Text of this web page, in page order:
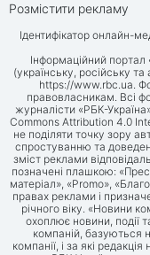
Розмістити рекламу
Ідентифікатор онлайн-
Інформаційний
(українську, російську
https://www.rbc.ua.
правовласникам. Всі
журналісти «РБК-
Commons Attribution 4.0
не поділяти точку зору
спростуванню та
зміст реклами
позначені плашкою:
матеріал», «Promo»,
правах реклами і
річного віку. «Новини
охоплює новини, події
компаній, базуються
компанії, і за які